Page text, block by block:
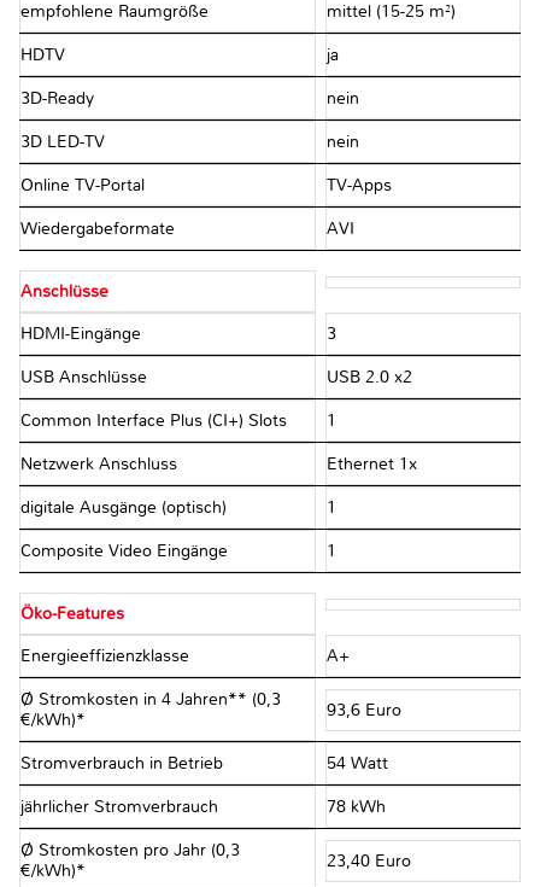
empfohlene Raumgröße mittel (15-25 m²)
HDTV ja
3D-Ready nein
3D LED-TV nein
Online TV-Portal TV-Apps
Wiedergabeformate AVI
Anschlüsse
HDMI-Eingänge 3
USB Anschlüsse USB 2.0 x2
Common Interface Plus (CI+) Slots 1
Netzwerk Anschluss Ethernet 1x
digitale Ausgänge (optisch) 1
Composite Video Eingänge 1
Öko-Features
Energieeffizienzklasse A+
Ø Stromkosten in 4 Jahren** (0,3
€/kWh)*
93,6 Euro
Stromverbrauch in Betrieb 54 Watt
jährlicher Stromverbrauch 78 kWh
Ø Stromkosten pro Jahr (0,3
€/kWh)*
23,40 Euro